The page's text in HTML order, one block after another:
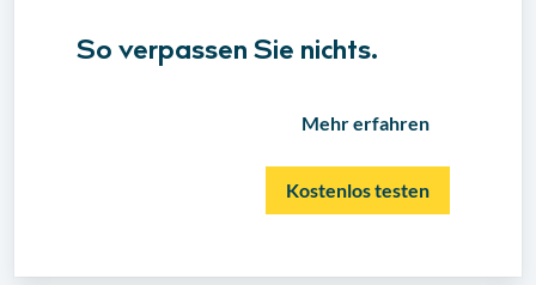
So verpassen Sie nichts.
Mehr erfahren
Kostenlos testen